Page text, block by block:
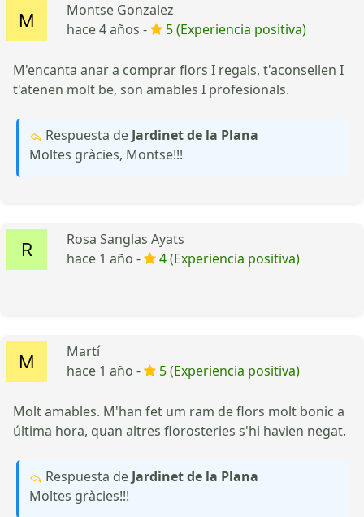
Montse Gonzalez
hace 4 años -
5 (Experiencia positiva)
M'encanta anar a comprar flors I regals, t'aconsellen I
t'atenen molt be, son amables I profesionals.
Respuesta de Jardinet de la Plana
Moltes gràcies, Montse!!!
Rosa Sanglas Ayats
hace 1 año -
4 (Experiencia positiva)
Martí
hace 1 año -
5 (Experiencia positiva)
Molt amables. M'han fet um ram de flors molt bonic a
última hora, quan altres florosteries s'hi havien negat.
Respuesta de Jardinet de la Plana
Moltes gràcies!!!